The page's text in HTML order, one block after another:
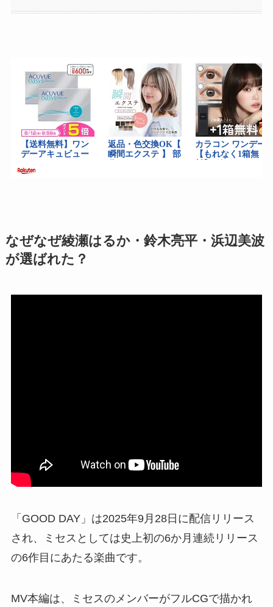
なぜなぜ綾瀬はるか・鈴木亮平・浜辺美波
が選ばれた？
「GOOD DAY」は2025年9月28日に配信リリース
され、ミセスとしては史上初の6か月連続リリース
の6作目にあたる楽曲です。
MV本編は、ミセスのメンバーがフルCGで描かれ